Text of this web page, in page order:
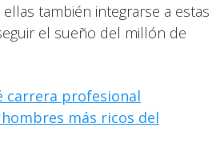
también integrarse a estas
el sueño del millón de
carrera profesional
más ricos del